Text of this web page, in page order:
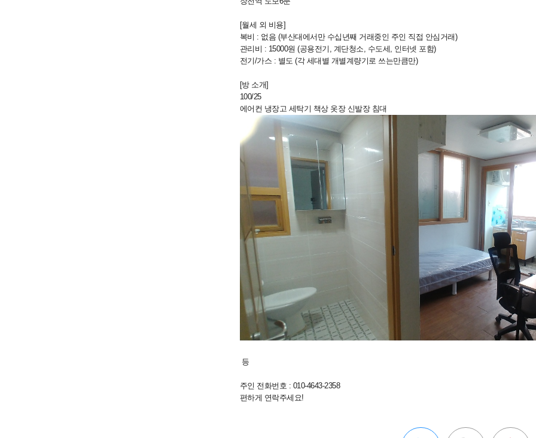
[월세 외 비용]
복비 : 없음 (부산대에서만 수십년째 거래중인 주인 직접 안심거래)
관리비 : 15000원 (공용전기, 계단청소, 수도세, 인터넷 포함)
전기/가스 : 별도 (각 세대별 개별계량기로 쓰는만큼만)
[방 소개]
100/25
에어컨 냉장고 세탁기 책상 옷장 신발장 침대
등
주인 전화번호 : 010-4643-2358
편하게 연락주세요!